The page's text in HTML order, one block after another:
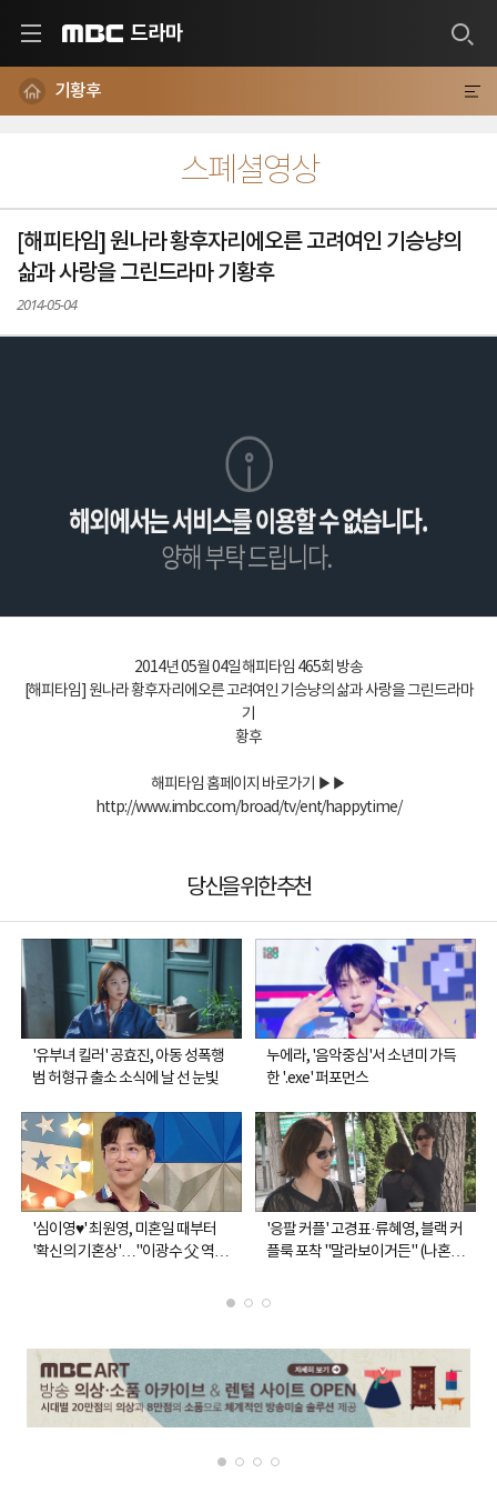
드라마
기황후
스폐셜영상
[해피타임] 원나라 황후자리에오른 고려여인 기승냥의
삶과 사랑을 그린드라마 기황후
2014-05-04
2014년 05월 04일 해피타임 465회 방송
[해피타임] 원나라 황후자리에오른 고려여인 기승냥의 삶과 사랑을 그린드라마
기
황후
해피타임 홈페이지 바로가기 ▶▶
http://www.imbc.com/broad/tv/ent/happytime/
당신을 위한 추천
'유부녀 킬러' 공효진, 아동 성폭행
범 허형규 출소 소식에 날 선 눈빛
누에라, '음악중심'서 소년미 가득
한 '.exe' 퍼포먼스
'심이영♥' 최원영, 미혼일 때부터
'확신의 기혼상'…"이광수 父 역할
'응팔 커플' 고경표·류혜영, 블랙 커
플룩 포착 "말라보이거든" (나혼